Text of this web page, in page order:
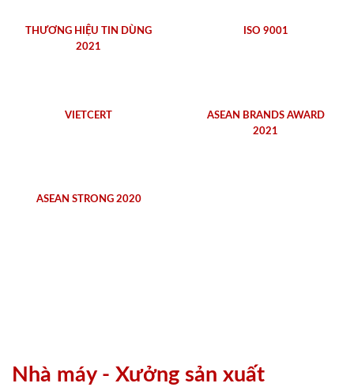
THƯƠNG HIỆU TIN DÙNG
2021
ISO 9001
VIETCERT
ASEAN BRANDS AWARD
2021
ASEAN STRONG 2020
Nhà máy - Xưởng sản xuất